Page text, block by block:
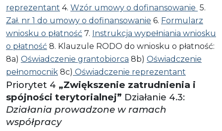
reprezentant 4. Wzór umowy o dofinansowanie 5.
Zał. nr 1 do umowy o dofinansowanie 6. Formularz
wniosku o płatność 7. Instrukcja wypełniania wniosku
o płatność 8. Klauzule RODO do wniosku o płatność:
8a) Oświadczenie grantobiorca 8b) Oświadczenie
pełnomocnik 8c) Oświadczenie reprezentant
Priorytet 4 „Zwiększenie zatrudnienia i
spójności terytorialnej” Działanie 4.3:
Działania prowadzone w ramach
współpracy